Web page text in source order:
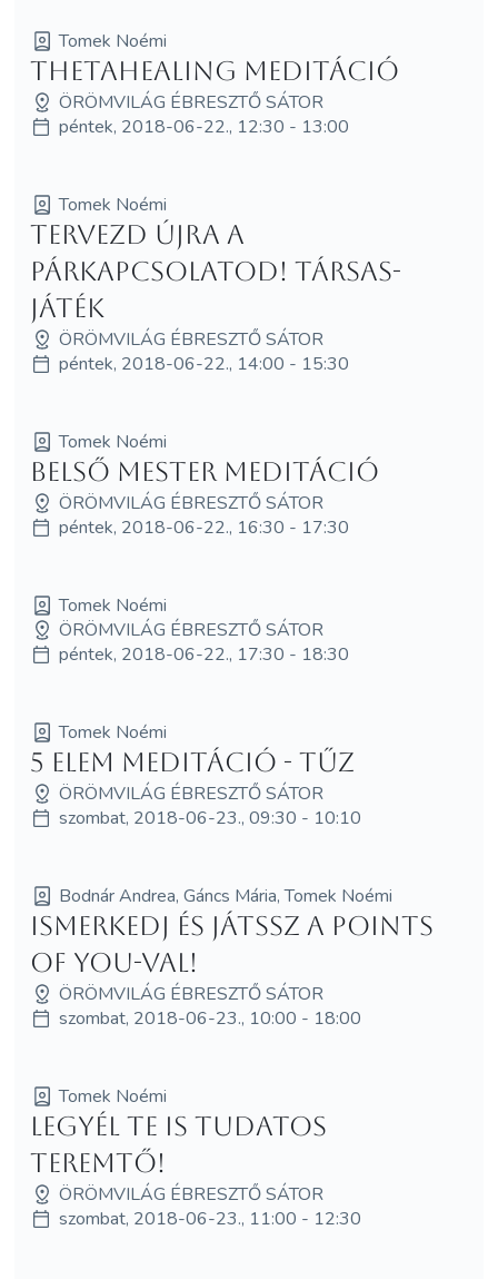
Tomek Noémi
ThetaHealing meditáció
ÖRÖMVILÁG ÉBRESZTŐ SÁTOR
péntek, 2018-06-22., 12:30 - 13:00
Tomek Noémi
Tervezd újra a
párkapcsolatod! Társas-
játék
ÖRÖMVILÁG ÉBRESZTŐ SÁTOR
péntek, 2018-06-22., 14:00 - 15:30
Tomek Noémi
Belső mester meditáció
ÖRÖMVILÁG ÉBRESZTŐ SÁTOR
péntek, 2018-06-22., 16:30 - 17:30
Tomek Noémi
ÖRÖMVILÁG ÉBRESZTŐ SÁTOR
péntek, 2018-06-22., 17:30 - 18:30
Tomek Noémi
5 elem meditáció - Tűz
ÖRÖMVILÁG ÉBRESZTŐ SÁTOR
szombat, 2018-06-23., 09:30 - 10:10
Bodnár Andrea, Gáncs Mária, Tomek Noémi
Ismerkedj és játssz a Points
of You-val!
ÖRÖMVILÁG ÉBRESZTŐ SÁTOR
szombat, 2018-06-23., 10:00 - 18:00
Tomek Noémi
Legyél te is tudatos
teremtő!
ÖRÖMVILÁG ÉBRESZTŐ SÁTOR
szombat, 2018-06-23., 11:00 - 12:30